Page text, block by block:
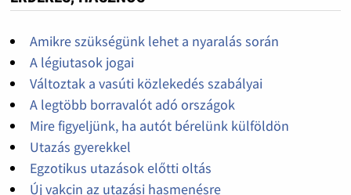
Amikre szükségünk lehet a nyaralás során
A légiutasok jogai
Változtak a vasúti közlekedés szabályai
A legtöbb borravalót adó országok
Mire figyeljünk, ha autót bérelünk külföldön
Utazás gyerekkel
Egzotikus utazások előtti oltás
Új vakcin az utazási hasmenésre